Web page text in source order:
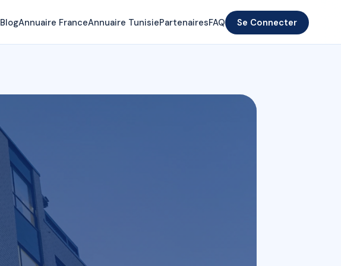
BlogAnnuaire FranceAnnuaire TunisiePartenairesFAQ Se Connecter